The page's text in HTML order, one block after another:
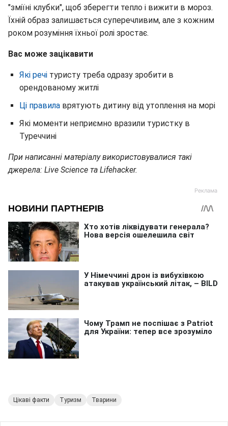
"зміїні клубки", щоб зберегти тепло і вижити в мороз.
Їхній образ залишається суперечливим, але з кожним
роком розуміння їхньої ролі зростає.
Вас може зацікавити
Які речі туристу треба одразу зробити в
орендованому житлі
Ці правила врятують дитину від утоплення на морі
Які моменти неприємно вразили туристку в
Туреччині
При написанні матеріалу використовувалися такі
джерела: Live Science та Lifehacker.
Цікаві факти Туризм Тварини